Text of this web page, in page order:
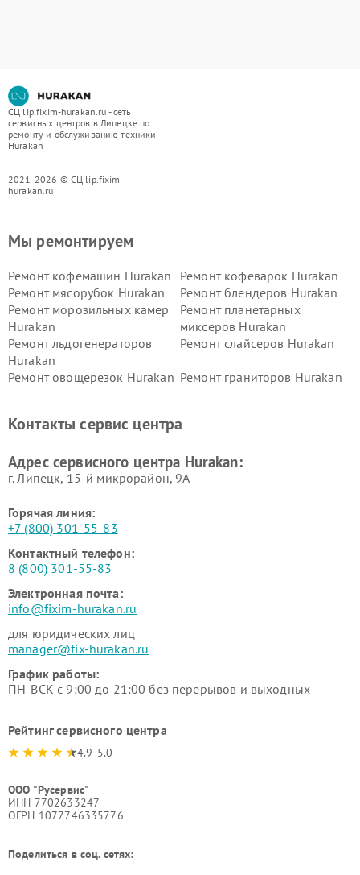
СЦ lip.fixim-hurakan.ru - сеть
сервисных центров в Липецке по
ремонту и обслуживанию техники
Hurakan
2021-2026 © СЦ lip.fixim-
hurakan.ru
Мы ремонтируем
Ремонт кофемашин Hurakan
Ремонт кофеварок Hurakan
Ремонт мясорубок Hurakan
Ремонт блендеров Hurakan
Ремонт морозильных камер
Hurakan
Ремонт планетарных
миксеров Hurakan
Ремонт льдогенераторов
Hurakan
Ремонт слайсеров Hurakan
Ремонт овощерезок Hurakan Ремонт граниторов Hurakan
Hurakan
Контакты сервис центра
Адрес сервисного центра Hurakan:
г. Липецк, 15-й микрорайон, 9А
Горячая линия:
+7 (800) 301-55-83
Контактный телефон:
8 (800) 301-55-83
Электронная почта:
info@fixim-hurakan.ru
для юридических лиц
manager@fix-hurakan.ru
График работы:
ПН-ВСК с 9:00 до 21:00 без перерывов и выходных
Рейтинг сервисного центра
4.9-5.0
ООО "Русервис"
ИНН 7702633247
ОГРН 1077746335776
Поделиться в соц. сетях: